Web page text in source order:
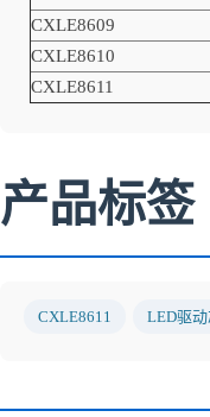
CXLE8609
CXLE8610
CXLE8611
产品标签
CXLE8611 LED驱